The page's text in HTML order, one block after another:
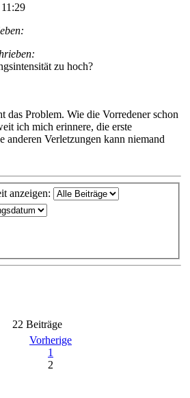
zu hoch?
das Problem. Wie die Vorredener schon
ich mich erinnere, die erste
anderen Verletzungen kann niemand
anzeigen:
22 Beiträge
Vorherige
1
2